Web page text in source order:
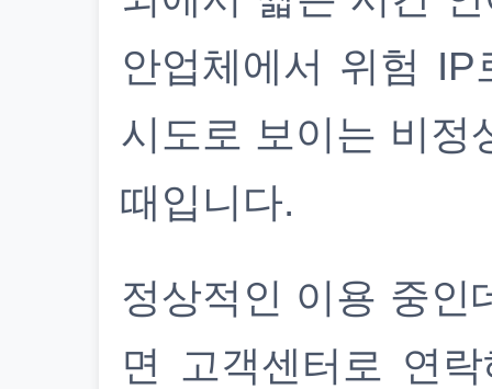
안업체에서 위험
시도로 보이는 비정
때입니다.
정상적인 이용 중인
면 고객센터로 연